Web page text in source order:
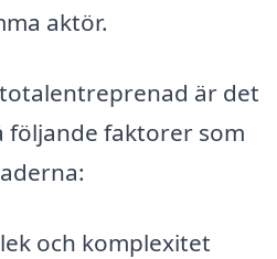
aktör.
är det
faktorer som
och komplexitet